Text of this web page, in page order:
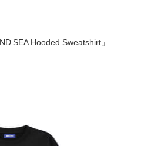
SEA Hooded Sweatshirt」